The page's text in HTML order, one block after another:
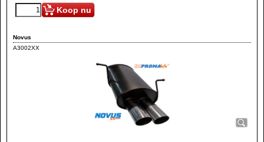
Koop nu
Novus
A3002XX